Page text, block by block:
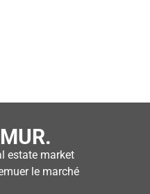
estate market
le marché